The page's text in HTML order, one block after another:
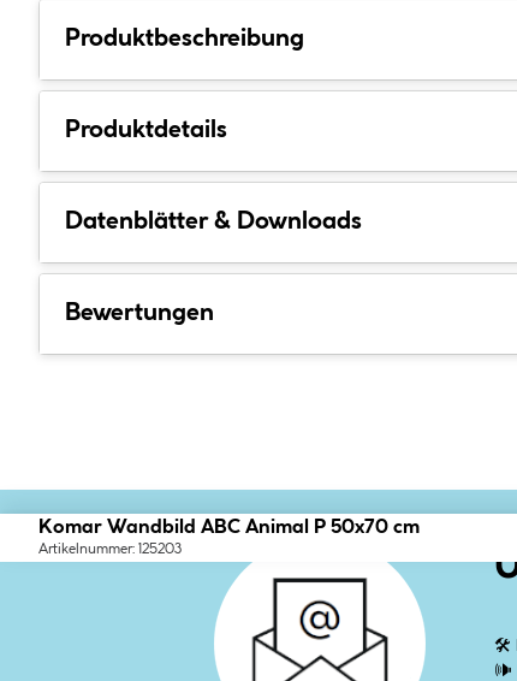
Produktbeschreibung
Produktdetails
Datenblätter & Downloads
Bewertungen
Komar Wandbild ABC Animal P 50x70 cm
Artikelnummer: 125203
🛠
🕪